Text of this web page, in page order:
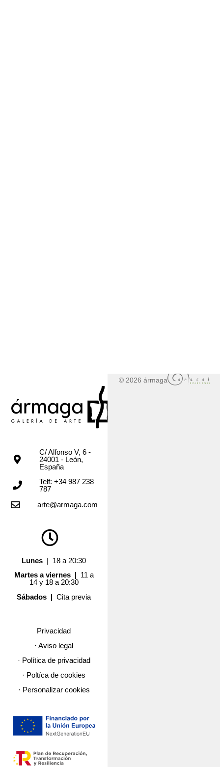
C/ Alfonso V, 6 -
24001 - León,
España
Telf: +34 987 238
787
arte@armaga.com
Lunes | 18 a 20:30
Martes a viernes | 11 a
14 y 18 a 20:30
Sábados |Cita previa
Privacidad
· Aviso legal
· Política de privacidad
· Poltíca de cookies
· Personalizar cookies
© 2026 ármaga